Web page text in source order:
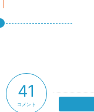
41
コメント